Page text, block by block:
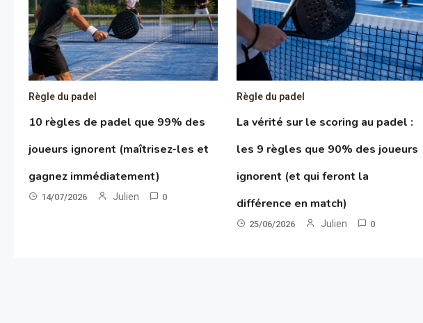
Règle du padel
10 règles de padel que 99% des
joueurs ignorent (maîtrisez-les et
gagnez immédiatement)
14/07/2026 Julien 0
Règle du padel
La vérité sur le scoring au padel :
les 9 règles que 90% des joueurs
ignorent (et qui feront la
différence en match)
25/06/2026 Julien 0